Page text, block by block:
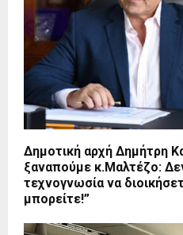
Δημοτική αρχή Δημήτρη
ξαναπούμε κ.Μαλτέζο:
τεχνογνωσία να
μπορείτε!”